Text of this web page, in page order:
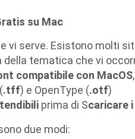
su Mac
vi serve. Esistono molti
tematica che vi
compatibile con MacOS
.tff) e OpenType (.otf)
prima di Scaricare
due modi: